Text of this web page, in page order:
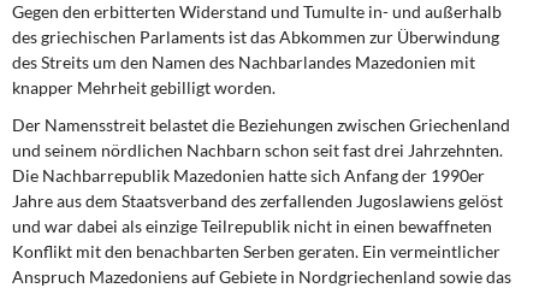
Wirtschaftspolitik
Steuer- und Finanzpolitik
Öffentliche Infrastruktur und Daseinsvorsorge
Eurokrise und Griechenland
DIE LINKE
Gegen den erbitterten Widerstand und Tumulte in- und außerhalb
des griechischen Parlaments ist das Abkommen zur Überwindung
des Streits um den Namen des Nachbarlandes Mazedonien mit
knapper Mehrheit gebilligt worden.
Der Namensstreit belastet die Beziehungen zwischen Griechenland
und seinem nördlichen Nachbarn schon seit fast drei Jahrzehnten.
Die Nachbarrepublik Mazedonien hatte sich Anfang der 1990er
Jahre aus dem Staatsverband des zerfallenden Jugoslawiens gelöst
und war dabei als einzige Teilrepublik nicht in einen bewaffneten
Konflikt mit den benachbarten Serben geraten. Ein vermeintlicher
Anspruch Mazedoniens auf Gebiete in Nordgriechenland sowie das